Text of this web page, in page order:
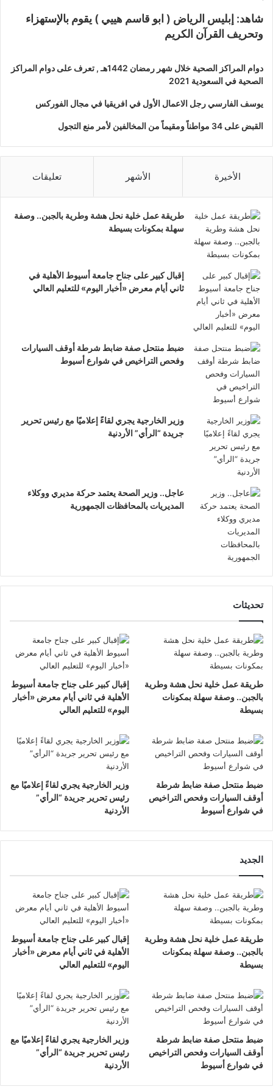
شاهد: إبليس الرياض ( ابو قاسم هييي ) يقوم بالإستهزاء
وتحريف القرآن الكريم
دوام المراكز الصحية خلال شهر رمضان 1442هـ , تعرف على دوام المراكز
الصحية في السعودية 2021
يوسف الفارسي رجل الاعمال الأول في افريقيا في مجال الفوركس
القبض على 34 مواطناً ومقيماً من المخالفين لأمر منع التجول
الأخيرة الأشهر تعليقات
طريقة عمل خلية نحل هشة وطرية بالجبن.. وصفة
سهلة بمكونات بسيطة
إقبال كبير على جناح جامعة أسيوط الأهلية في
ثاني أيام معرض «أخبار اليوم» للتعليم العالي
ضبط منتحل صفة ضابط شرطة أوقف السيارات
وفحص التراخيص في شوارع أسيوط
وزير الخارجية يجري لقاءً إعلاميًا مع رئيس تحرير
جريدة “الرأي” الأردنية
عاجل.. وزير الصحة يعتمد حركة مديري ووكلاء
المديريات بالمحافظات الجمهورية
تحديثات
طريقة عمل خلية نحل هشة وطرية
بالجبن.. وصفة سهلة بمكونات
بسيطة
إقبال كبير على جناح جامعة أسيوط
الأهلية في ثاني أيام معرض «أخبار
اليوم» للتعليم العالي
ضبط منتحل صفة ضابط شرطة
أوقف السيارات وفحص التراخيص
في شوارع أسيوط
وزير الخارجية يجري لقاءً إعلاميًا مع
رئيس تحرير جريدة “الرأي”
الأردنية
الجديد
طريقة عمل خلية نحل هشة وطرية
بالجبن.. وصفة سهلة بمكونات
بسيطة
إقبال كبير على جناح جامعة أسيوط
الأهلية في ثاني أيام معرض «أخبار
اليوم» للتعليم العالي
ضبط منتحل صفة ضابط شرطة
أوقف السيارات وفحص التراخيص
في شوارع أسيوط
وزير الخارجية يجري لقاءً إعلاميًا مع
رئيس تحرير جريدة “الرأي”
الأردنية